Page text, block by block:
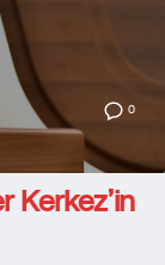
0
Kerkez’in